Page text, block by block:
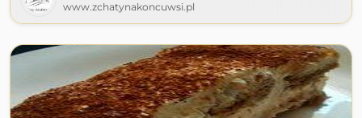
www.zchatynakoncuwsi.pl